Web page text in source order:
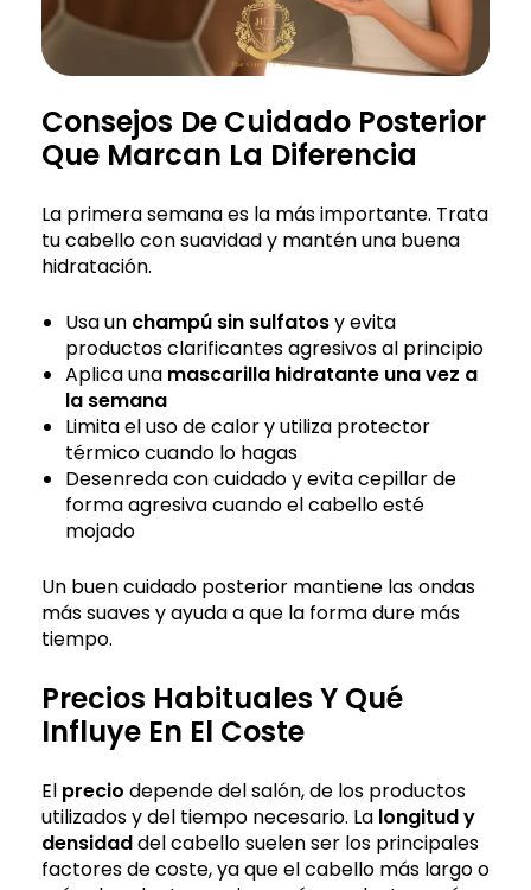
Consejos De Cuidado Posterior
Que Marcan La Diferencia
La primera semana es la más importante. Trata
tu cabello con suavidad y mantén una buena
hidratación.
Usa un champú sin sulfatosy evita
productos clarificantes agresivos al principio
Aplica una mascarilla hidratante una vez a
la semana
Limita el uso de calor y utiliza protector
térmico cuando lo hagas
Desenreda con cuidado y evita cepillar de
forma agresiva cuando el cabello esté
mojado
Un buen cuidado posterior mantiene las ondas
más suaves y ayuda a que la forma dure más
tiempo.
Precios Habituales Y Qué
Influye En El Coste
El precio depende del salón, de los productos
utilizados y del tiempo necesario. La longitud y
densidaddel cabello suelen ser los principales
factores de coste, ya que el cabello más largo o